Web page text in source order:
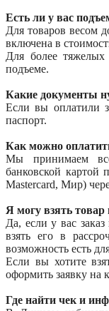
Есть ли у вас
Для товаров весом
включена в
Для более тяжелых
подъеме.
Какие документы
Если вы оплатили
паспорт.
Как можно
Мы принимаем
банковской картой
Mastercard, Мир)
Я могу взять товар
Да, если у вас
взять его в
возможность есть
Если вы хотите
оформить заявку на
Где найти чек и